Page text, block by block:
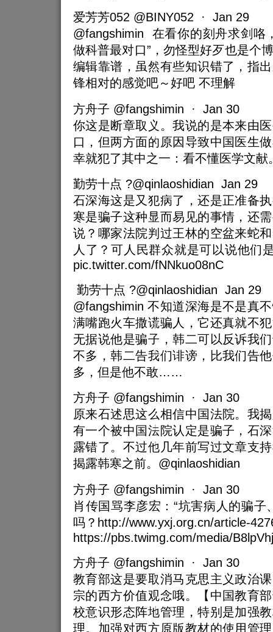
爱芳芳052 @BINY052 · Jan 29
@fangshimin 在看你的刻舟求剑咯
做科普最对口”，勿怪型好歹也是个
编辑靠谱，虽然有些知识错了，指
锋相对的感觉吧～好吧 不理解
方舟子 @fangshimin · Jan 30
你这是断章取义。我说的是本来由
口，但两方面的原因导致中国医生
幸就犯了其中之一：看不懂医学文献
勤劳十点 ?@qinlaoshidian Jan 29
石深海这是又犯病了，还是正准备
寒是骗子这种显而易见的事情，还
说？哪家法院判过王林的空盆来蛇
人了？可人民群众就是可以说他们
pic.twitter.com/fNNkuo08nC
勤劳十点 ?@qinlaoshidian Jan 29
@fangshimin 不知道深海是不是真
满嘴跑火车撒谎骗人，它还真就不
无据说他是骗子，韩二可以反诉我
不多，韩二告我们诽谤，比我们告
多，但是他不敢……
方舟子 @fangshimin · Jan 30
原来石述思这么相信中国法院。我
有一个被中国法院认定是骗子，石
露错了。不过他几年前写过文章支
揭露韩寒之前。@qinlaoshidian
方舟子 @fangshimin · Jan 30
肖传国骂李彦宏：“坑害病人的骗子
吗？http://www.yxj.org.cn/article-
https://pbs.twimg.com/media/
方舟子 @fangshimin · Jan 30
教育部这是要取消马克思主义政治
宗的西方价值观念哦。【中国教育
校意识形态阵地管理，特别是加强
理。加强对西方原版教材的使用管